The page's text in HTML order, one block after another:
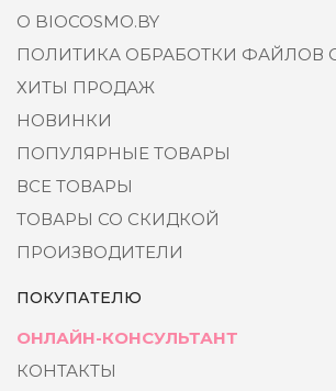
О BIOCOSMO.BY
ПОЛИТИКА ОБРАБОТКИ ФАЙЛОВ
ХИТЫ ПРОДАЖ
НОВИНКИ
ПОПУЛЯРНЫЕ ТОВАРЫ
ВСЕ ТОВАРЫ
ТОВАРЫ СО СКИДКОЙ
ПРОИЗВОДИТЕЛИ
ПОКУПАТЕЛЮ
ОНЛАЙН-КОНСУЛЬТАНТ
КОНТАКТЫ